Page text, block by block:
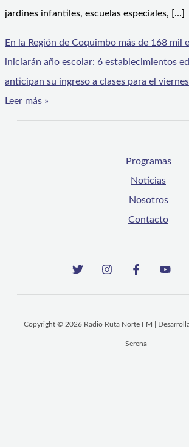
jardines infantiles, escuelas especiales, […]
En la Región de Coquimbo más de 168 mil
iniciarán año escolar: 6 establecimientos
anticipan su ingreso a clases para el
Leer más »
Programas
Noticias
Nosotros
Contacto
Copyright © 2026 Radio Ruta Norte FM |
Serena